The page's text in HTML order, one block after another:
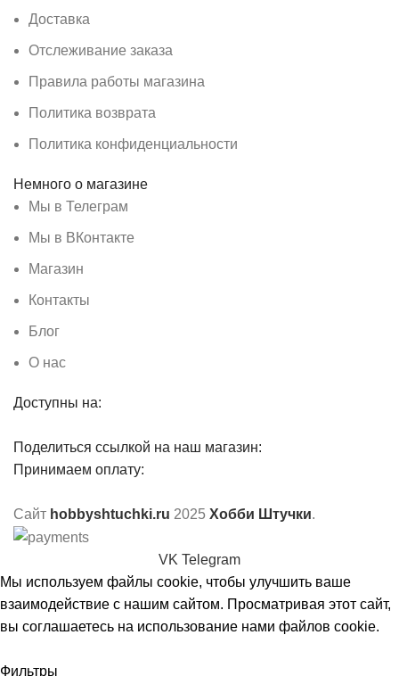
Доставка
Отслеживание заказа
Правила работы магазина
Политика возврата
Политика конфиденциальности
Немного о магазине
Мы в Телеграм
Мы в ВКонтакте
Магазин
Контакты
Блог
О нас
Доступны на:
Поделиться ссылкой на наш магазин:
Принимаем оплату:
Сайт hobbyshtuchki.ru 2025 Хобби Штучки.
VK Telegram
Мы используем файлы cookie, чтобы улучшить ваше
взаимодействие с нашим сайтом. Просматривая этот сайт,
вы соглашаетесь на использование нами файлов cookie.
Фильтры